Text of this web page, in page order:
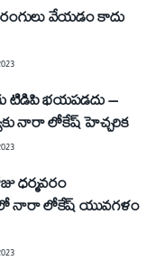
వేయ‌డం కాదు
టిడిపి భయపడదు –
నారా లోకేష్ హెచ్చరిక
ధర్మవరం
నారా లోకేష్ యువ‌గ‌ళం